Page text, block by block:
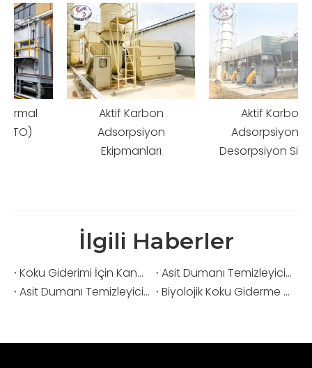
Aktif Karbon
Adsorpsiyon
Ekipmanları
Aktif Karbon
Adsorpsiyon ve
Desorpsiyon Sistemi
İlgili Haberler
Koku Giderimi İçin Kanalizasyon Havuzlarının Kapatılması Gerekli Midir?
Asit Dumanı Temizleyicinin Çalışma Prensibi Nedir?
Asit Dumanı Temizleyiciler Hangi Endüstrilerde Yaygın Olarak Kullanılmaktadır?
Biyolojik Koku Giderme Yöntemi VOC Egzoz Gazlarını Nasıl Tedavi Eder?